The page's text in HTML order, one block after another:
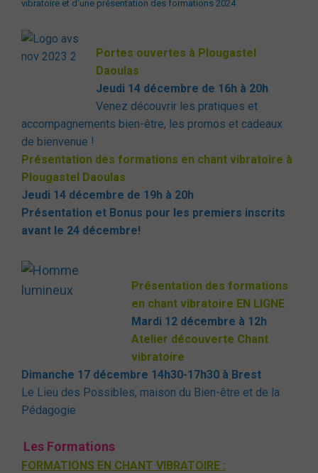
vibratoire et d'une présentation des formations 2024
Portes ouvertes à Plougastel
Daoulas
Jeudi 14 décembre de 16h à 20h
Venez découvrir les pratiques et
accompagnements bien-être, les promos et cadeaux
de bienvenue !
Présentation des formations en chant vibratoire à
Plougastel Daoulas
Jeudi 14 décembre de 19h à 20h
Présentation et Bonus pour les premiers inscrits
avant le 24 décembre!
Présentation des formations
en chant vibratoire EN LIGNE
Mardi 12 décembre à 12h
Atelier découverte Chant
vibratoire
Dimanche 17 décembre 14h30-17h30 à Brest
Le Lieu des Possibles, maison du Bien-être et de la
Pédagogie
Les Formations
FORMATIONS EN CHANT VIBRATOIRE :